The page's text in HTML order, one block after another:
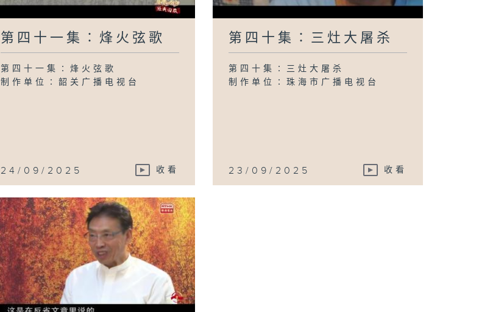
第四十一集∶烽火弦歌
第四十一集∶烽火弦歌
制作单位∶韶关广播电视台
24/09/2025 收看
第四十集∶三灶大屠杀
第四十集∶三灶大屠杀
制作单位∶珠海市广播电视台
23/09/2025 收看